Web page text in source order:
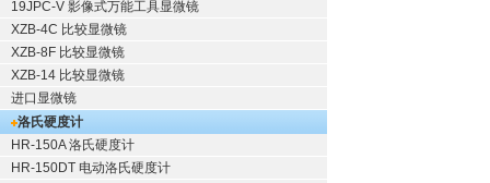
19JPC-V 影像式万能工具显微镜
XZB-4C 比较显微镜
XZB-8F 比较显微镜
XZB-14 比较显微镜
进口显微镜
洛氏硬度计
HR-150A 洛氏硬度计
HR-150DT 电动洛氏硬度计